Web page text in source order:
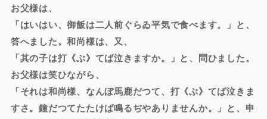
お父様は、
「はいはい、御飯は二人前ぐらゐ平気で食べます。」と、
答へました。和尚様は、又、
「其の子は打《ぶ》てば泣きますか。」と、問ひました。
お父様は笑ひながら、
「それは和尚様、なんぼ馬鹿だつて、打《ぶ》てば泣きま
すさ。鐘だつてたたけば鳴るぢやありませんか。」と、申